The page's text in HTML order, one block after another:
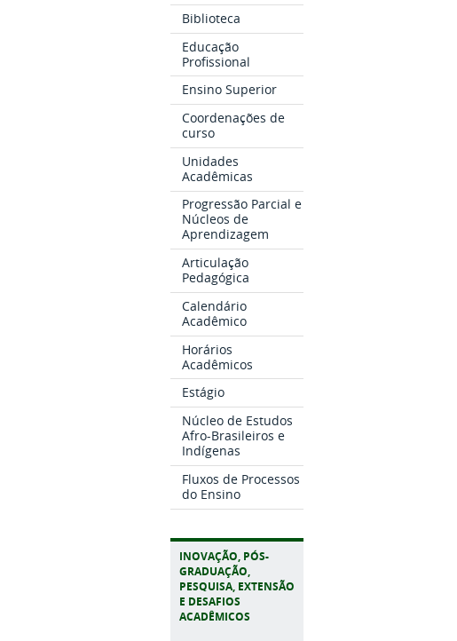
Biblioteca
Educação
Profissional
Ensino Superior
Coordenações de
curso
Unidades
Acadêmicas
Progressão Parcial e
Núcleos de
Aprendizagem
Articulação
Pedagógica
Calendário
Acadêmico
Horários
Acadêmicos
Estágio
Núcleo de Estudos
Afro-Brasileiros e
Indígenas
Fluxos de Processos
do Ensino
INOVAÇÃO, PÓS-
GRADUAÇÃO,
PESQUISA, EXTENSÃO
E DESAFIOS
ACADÊMICOS